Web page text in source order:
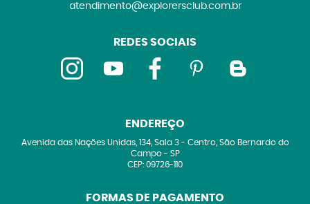
atendimento@explorersclub.com.br
REDES SOCIAIS
ENDEREÇO
Avenida das Nações Unidas, 134, Sala 3- Centro, São Bernardo do
Campo- SP
CEP: 09726-110
FORMAS DE PAGAMENTO